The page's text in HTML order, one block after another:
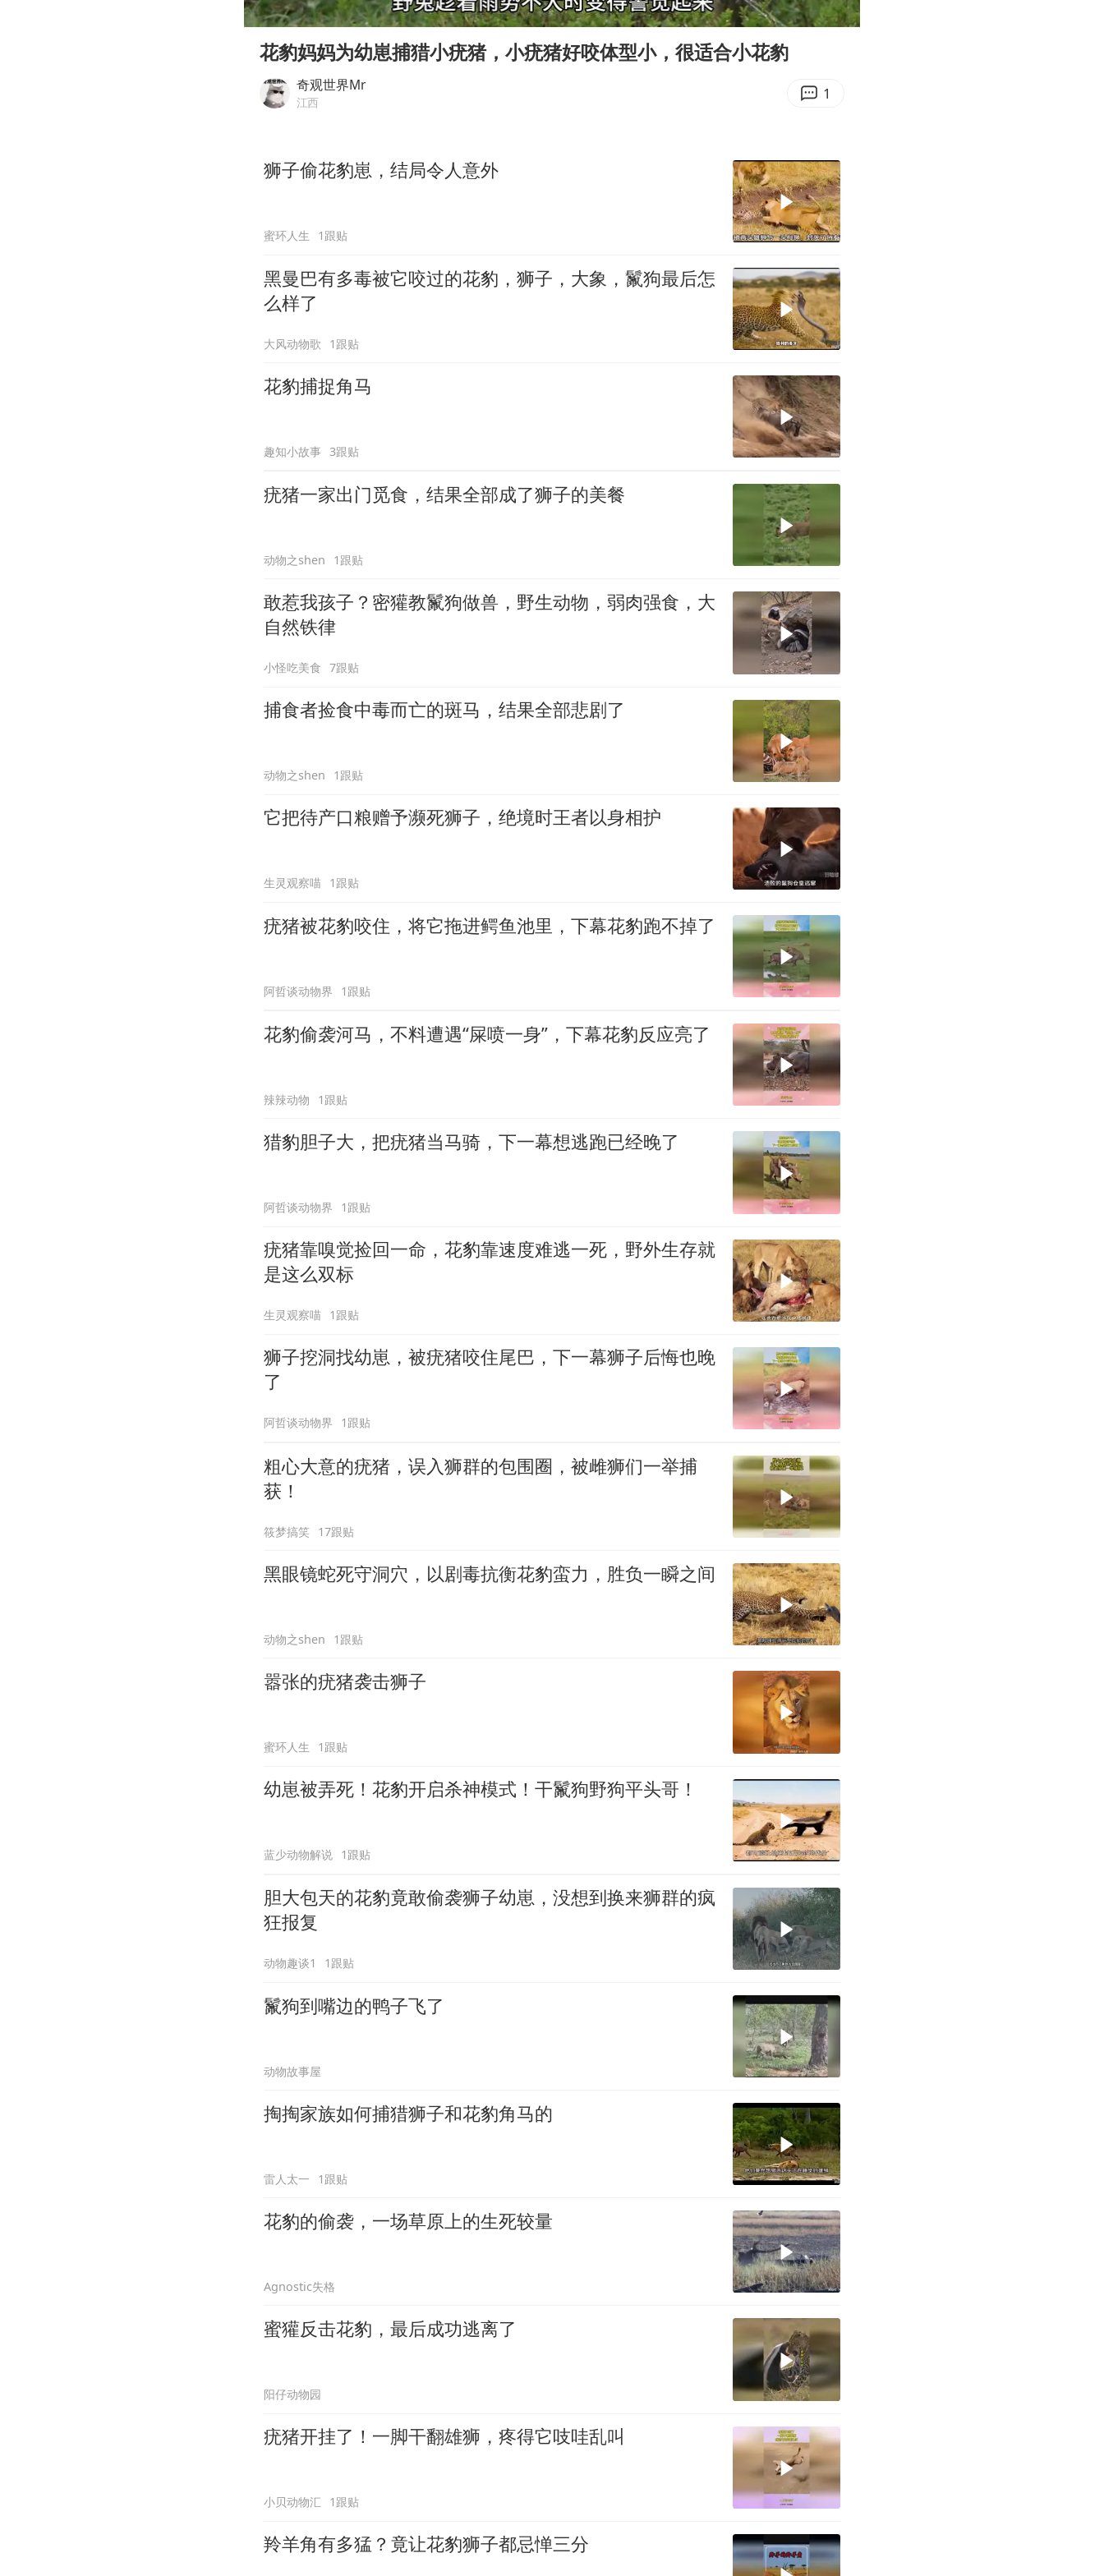
命案逃犯躲进深山21年活得像野人
现代版摸金校尉落网查获400多枚古币
奋进开新局 实干挑大梁
Play
00:00 02:56
Enter
花豹妈妈为幼崽捕猎小疣猪，小疣猪好咬体型小，很适合小花豹
奇观世界Mr
江西 1
狮子偷花豹崽，结局令人意外
蜜环人生 1跟贴
黑曼巴有多毒被它咬过的花豹，狮子，大象，鬣狗最后怎
么样了
大风动物歌 1跟贴
花豹捕捉角马
趣知小故事 3跟贴
疣猪一家出门觅食，结果全部成了狮子的美餐
动物之shen 1跟贴
敢惹我孩子？密獾教鬣狗做兽，野生动物，弱肉强食，大
自然铁律
小怪吃美食 7跟贴
捕食者捡食中毒而亡的斑马，结果全部悲剧了
动物之shen 1跟贴
它把待产口粮赠予濒死狮子，绝境时王者以身相护
生灵观察喵 1跟贴
疣猪被花豹咬住，将它拖进鳄鱼池里，下幕花豹跑不掉了
阿哲谈动物界 1跟贴
花豹偷袭河马，不料遭遇“屎喷一身”，下幕花豹反应亮了
辣辣动物 1跟贴
猎豹胆子大，把疣猪当马骑，下一幕想逃跑已经晚了
阿哲谈动物界 1跟贴
疣猪靠嗅觉捡回一命，花豹靠速度难逃一死，野外生存就
是这么双标
生灵观察喵 1跟贴
狮子挖洞找幼崽，被疣猪咬住尾巴，下一幕狮子后悔也晚
了
阿哲谈动物界 1跟贴
粗心大意的疣猪，误入狮群的包围圈，被雌狮们一举捕
获！
筱梦搞笑 17跟贴
黑眼镜蛇死守洞穴，以剧毒抗衡花豹蛮力，胜负一瞬之间
动物之shen 1跟贴
嚣张的疣猪袭击狮子
蜜环人生 1跟贴
幼崽被弄死！花豹开启杀神模式！干鬣狗野狗平头哥！
蓝少动物解说 1跟贴
胆大包天的花豹竟敢偷袭狮子幼崽，没想到换来狮群的疯
狂报复
动物趣谈1 1跟贴
鬣狗到嘴边的鸭子飞了
动物故事屋
掏掏家族如何捕猎狮子和花豹角马的
雷人太一 1跟贴
花豹的偷袭，一场草原上的生死较量
Agnostic失格
蜜獾反击花豹，最后成功逃离了
阳仔动物园
疣猪开挂了！一脚干翻雄狮，疼得它吱哇乱叫
小贝动物汇 1跟贴
羚羊角有多猛？竟让花豹狮子都忌惮三分